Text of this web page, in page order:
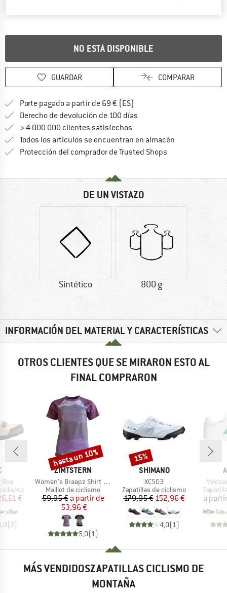
NO ESTÁ DISPONIBLE
GUARDAR COMPARAR
Porte pagado a partir de 69 € (ES)
Derecho de devolución de 100 días
> 4 000 000 clientes satisfechos
Todos los artículos se encuentran en almacén
Protección del comprador de Trusted Shops
DE UN VISTAZO
Sintético 800 g
INFORMACIÓN DEL MATERIAL Y CARACTERÍSTICAS
OTROS CLIENTES QUE SE MIRARON ESTO AL
FINAL COMPRARON
reducido
€
(2)
MARCA
ZIMTSTERN
Artículo
Women's Braapz Shirt S/S
Product group
Maillot de ciclismo
Precio
59,95 € Precio reducido
a partir de
53,96 €
5,0(1 )
Descuento
hasta un 10%
MARCA
SHIMANO
Artículo
XC503
Product group
Zapatillas de ciclismo
Precio
179,95 €Precio reducido
152,96 €
4,0(1 )
Descuento
15%
a
MÁS VENDIDOSZAPATILLAS CICLISMO DE
MONTAÑA